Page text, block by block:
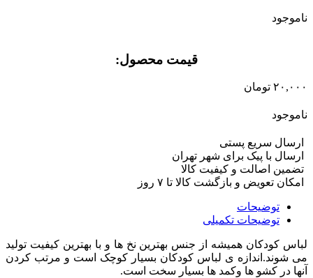
ناموجود
قیمت محصول:​
۲۰,۰۰۰ تومان
ناموجود
ارسال سریع پستی
ارسال با پیک برای شهر تهران
تضمین اصالت و کیفیت کالا
امکان تعویض و بازگشت کالا تا ۷ روز
توضیحات
توضیحات تکمیلی
لباس کودکان همیشه از جنس بهترین نخ ها و با بهترین کیفیت تولید
می شوند.اندازه ی لباس کودکان بسیار کوچک است و مرتب کردن
آنها در کشو ها وکمد ها بسیار سخت است.